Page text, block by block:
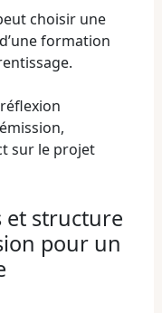
choisir une
formation
sur le projet
et structure
pour un